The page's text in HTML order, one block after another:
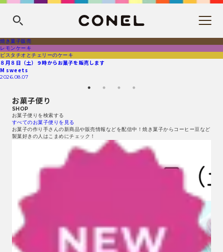
焼き菓子販売
レモンケーキ
ピスタチオとチェリーのケーキ
８月８日（土）９時からお菓子を販売します
M sweets
2026.08.07
お菓子便り
SHOP
お菓子便りを検索する
すべてのお菓子便りを見る
お菓子の作り手さんの新商品や販売情報などを配信中！焼き菓子からコーヒー豆など
製菓好きの人はこまめにチェック！